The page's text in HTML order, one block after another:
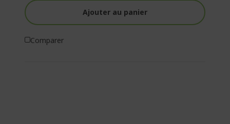
Ajouter au panier
Comparer